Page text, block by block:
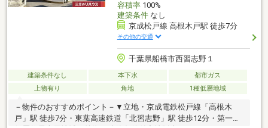
容積率100%
建築条件なし
京成松戸線 高根木戸駅 徒歩7分
その他の交通
千葉県船橋市西習志野１
建築条件なし 本下水
都市ガス
上物有り
角地 1種低層地域
－物件のおすすめポイント－▼立地・京成電鉄松戸線「高根木
戸」駅 徒歩7分・東葉高速鉄道「北習志野」駅 徒歩12分・第一種